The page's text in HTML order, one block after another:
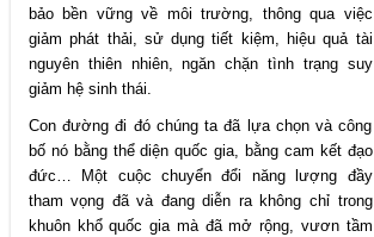
bảo bền vững về môi trường, thông qua việc
giảm phát thải, sử dụng tiết kiệm, hiệu quả tài
nguyên thiên nhiên, ngăn chặn tình trạng suy
giảm hệ sinh thái.
Con đường đi đó chúng ta đã lựa chọn và công
bố nó bằng thể diện quốc gia, bằng cam kết đạo
đức… Một cuộc chuyển đổi năng lượng đầy
tham vọng đã và đang diễn ra không chỉ trong
khuôn khổ quốc gia mà đã mở rộng, vươn tầm